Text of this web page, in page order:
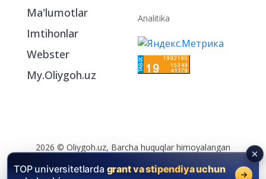
Ma'lumotlar
Imtihonlar
Webster
My.Oliygoh.uz
Analitika
2026 © Oliygoh.uz, Barcha huquqlar himoyalangan
Reklama /Foydalanish shartlari
TOP universitetlarda grant va stipendiya uchun